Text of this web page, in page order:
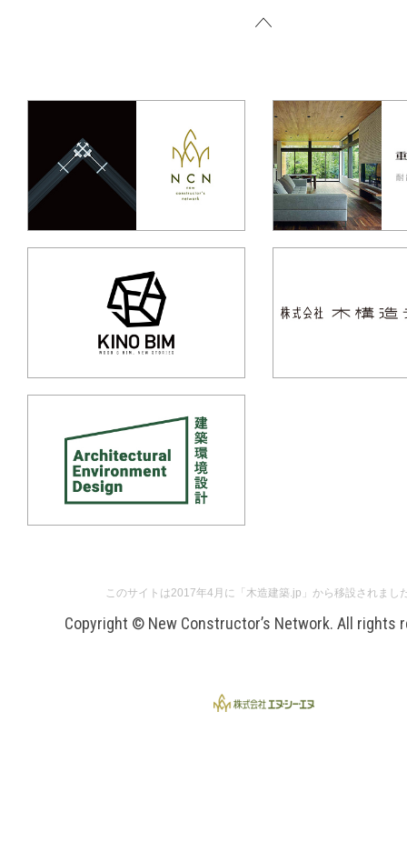
このサイトは2017年4月に「木造建築.jp」から移設されまし
Copyright © New Constructor’s Network. All rights